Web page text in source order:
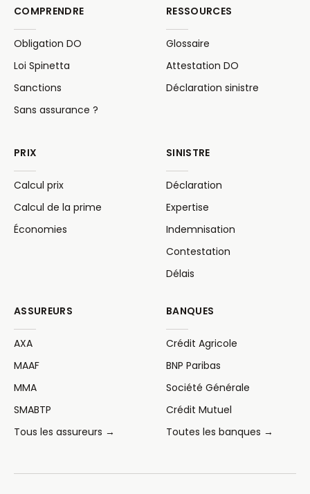
COMPRENDRE
Obligation DO
Loi Spinetta
Sanctions
Sans assurance ?
RESSOURCES
Glossaire
Attestation DO
Déclaration sinistre
PRIX
Calcul prix
Calcul de la prime
Économies
SINISTRE
Déclaration
Expertise
Indemnisation
Contestation
Délais
ASSUREURS
AXA
MAAF
MMA
SMABTP
Tous les assureurs →
BANQUES
Crédit Agricole
BNP Paribas
Société Générale
Crédit Mutuel
Toutes les banques →